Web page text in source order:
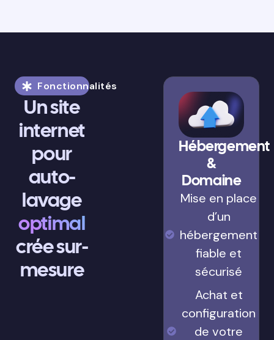
Fonctionnalités
Un site
internet
pour
auto-
lavage
optimal
crée sur-
mesure
Hébergement
&
Domaine
Mise en place
d’un
hébergement
fiable et
sécurisé
Achat et
configuration
de votre